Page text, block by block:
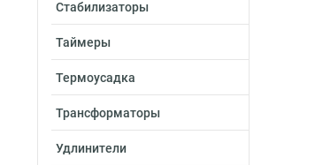
Стабилизаторы
Таймеры
Термоусадка
Трансформаторы
Удлинители